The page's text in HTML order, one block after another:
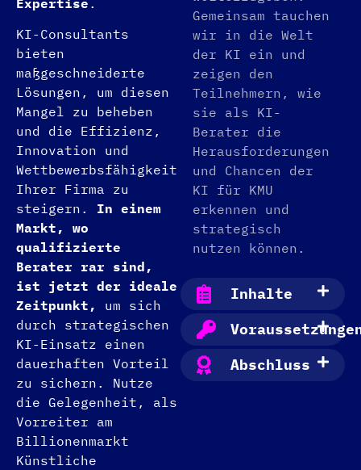
KI-Consultants
bieten
maßgeschneiderte
Lösungen, um diesen
Mangel zu beheben
und die Effizienz,
Innovation und
Wettbewerbsfähigkeit
Ihrer Firma zu
steigern. In einem
Markt, wo
qualifizierte
Berater rar sind,
ist jetzt der ideale
Zeitpunkt,
um sich
durch strategischen
KI-Einsatz einen
dauerhaften Vorteil
zu sichern. Nutze
die Gelegenheit, als
Vorreiter am
Billionenmarkt
Künstliche
Gemeinsam tauchen
wir in die Welt
der KI ein und
zeigen den
Teilnehmern, wie
sie als KI-
Berater die
Herausforderungen
und Chancen der
KI für KMU
erkennen und
strategisch
nutzen können.
Inhalte
Abschluss